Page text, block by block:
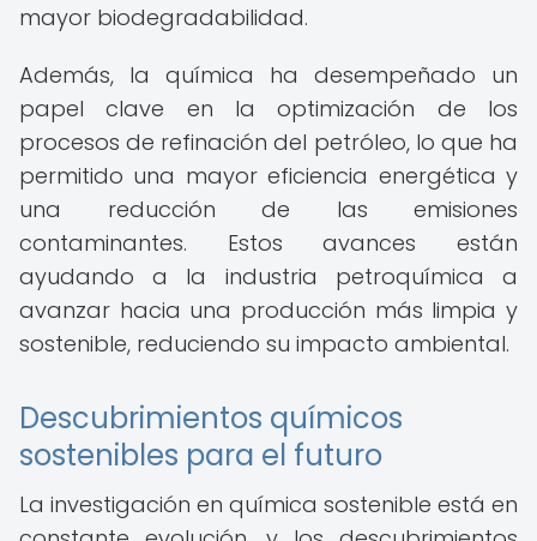
mayor biodegradabilidad.
Además, la química ha desempeñado un
papel clave en la optimización de los
procesos de refinación del petróleo, lo que ha
permitido una mayor eficiencia energética y
una reducción de las emisiones
contaminantes. Estos avances están
ayudando a la industria petroquímica a
avanzar hacia una producción más limpia y
sostenible, reduciendo su impacto ambiental.
Descubrimientos químicos
sostenibles para el futuro
La investigación en química sostenible está en